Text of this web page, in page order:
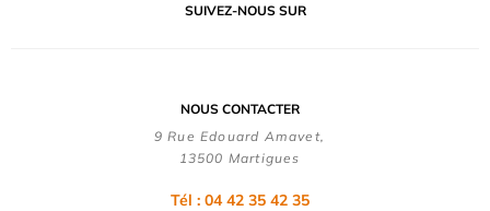
SUIVEZ-NOUS SUR
NOUS CONTACTER
9 Rue Edouard Amavet,
13500 Martigues
Tél : 04 42 35 42 35